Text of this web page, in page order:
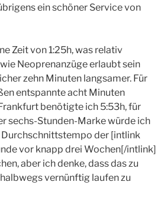
ein schöner Service von
Zeit von 1:25h, was relativ
Neoprenanzüge erlaubt sein
zehn Minuten langsamer. Für
entspannte acht Minuten
benötigte ich 5:53h, für
sechs-Stunden-Marke würde ich
der [intlink
vor knapp drei Wochen[/intlink]
aber ich denke, dass das zu
vernünftig laufen zu